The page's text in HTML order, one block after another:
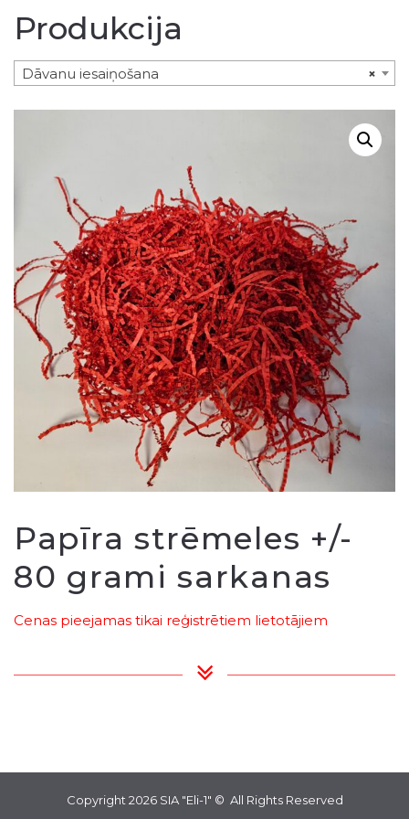
Produkcija
×
Dāvanu iesaiņošana
Papīra strēmeles +/-
80 grami sarkanas
Cenas pieejamas tikai reģistrētiem lietotājiem
Copyright 2026 SIA "Eli-1" © All Rights Reserved